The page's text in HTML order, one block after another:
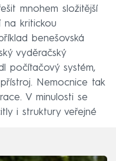
mnohem složitější
na kritickou
benešovská
vyděračský
počítačový systém,
Nemocnice tak
V minulosti se
i struktury veřejné